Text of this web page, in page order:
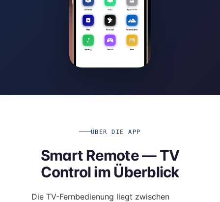
ÜBER DIE APP
Smart Remote — TV
Control im Überblick
Die TV-Fernbedienung liegt zwischen